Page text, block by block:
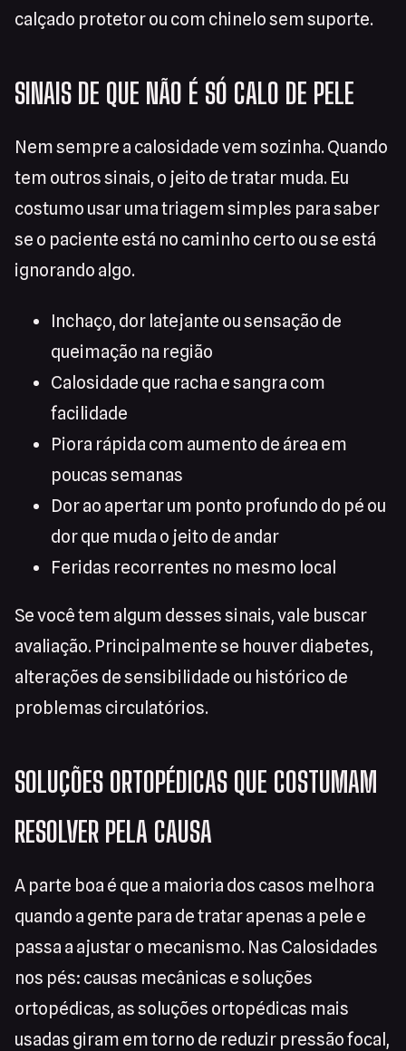
calçado protetor ou com chinelo sem suporte.
SINAIS DE QUE NÃO É SÓ CALO DE PELE
Nem sempre a calosidade vem sozinha. Quando
tem outros sinais, o jeito de tratar muda. Eu
costumo usar uma triagem simples para saber
se o paciente está no caminho certo ou se está
ignorando algo.
Inchaço, dor latejante ou sensação de
queimação na região
Calosidade que racha e sangra com
facilidade
Piora rápida com aumento de área em
poucas semanas
Dor ao apertar um ponto profundo do pé ou
dor que muda o jeito de andar
Feridas recorrentes no mesmo local
Se você tem algum desses sinais, vale buscar
avaliação. Principalmente se houver diabetes,
alterações de sensibilidade ou histórico de
problemas circulatórios.
SOLUÇÕES ORTOPÉDICAS QUE COSTUMAM
RESOLVER PELA CAUSA
A parte boa é que a maioria dos casos melhora
quando a gente para de tratar apenas a pele e
passa a ajustar o mecanismo. Nas Calosidades
nos pés: causas mecânicas e soluções
ortopédicas, as soluções ortopédicas mais
usadas giram em torno de reduzir pressão focal,